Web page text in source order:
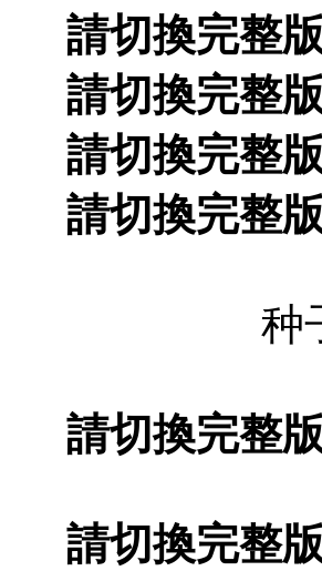
請切換完整
請切換完整
請切換完整
請切換完整
种
請切換完整
請切換完整